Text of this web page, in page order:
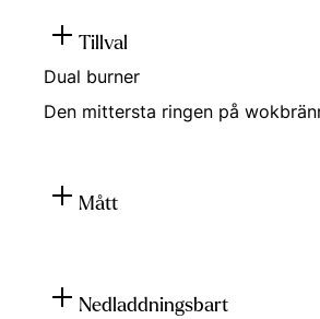
Tillval
Dual burner
Den mittersta ringen på
Mått
Nedladdningsbart